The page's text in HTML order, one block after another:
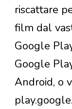
riscattare
film dal
Google
Google
Android, o